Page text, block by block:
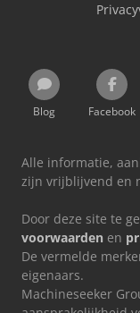
Blog Facebook
Alle informatie,
zijn vrijblijvend en
Door deze site te
voorwaarden en
De vermelde
eigenaars.
Machineseeker